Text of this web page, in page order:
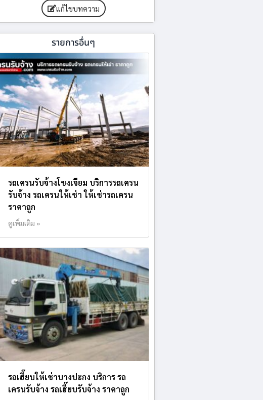
แก้ไขบทความ
รายการอื่นๆ
รถเครนรับจ้างโขงเจียม บริการรถเครน
รับจ้าง รถเครนให้เช่า ให้เช่ารถเครน
ราคาถูก
ดูเพิ่มเติม »
รถเฮี๊ยบให้เช่าบางปะกง บริการ รถ
เครนรับจ้าง รถเฮี๊ยบรับจ้าง ราคาถูก